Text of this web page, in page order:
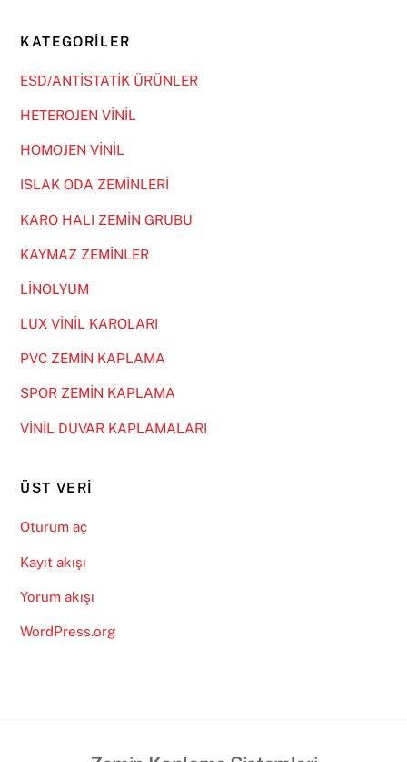
KATEGORILER
ESD/ANTİSTATİK ÜRÜNLER
HETEROJEN VİNİL
HOMOJEN VİNİL
ISLAK ODA ZEMİNLERİ
KARO HALI ZEMİN GRUBU
KAYMAZ ZEMİNLER
LİNOLYUM
LUX VİNİL KAROLARI
PVC ZEMİN KAPLAMA
SPOR ZEMİN KAPLAMA
VİNİL DUVAR KAPLAMALARI
ÜST VERI
Oturum aç
Kayıt akışı
Yorum akışı
WordPress.org